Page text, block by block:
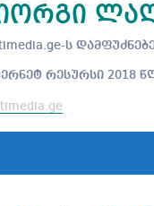
ს
რესურსი 2018